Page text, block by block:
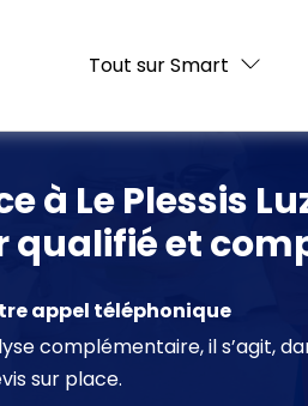
Tout sur Smart
à Le Plessis
qualifié et
appel téléphonique
complémentaire, il s’agit,
sur place.